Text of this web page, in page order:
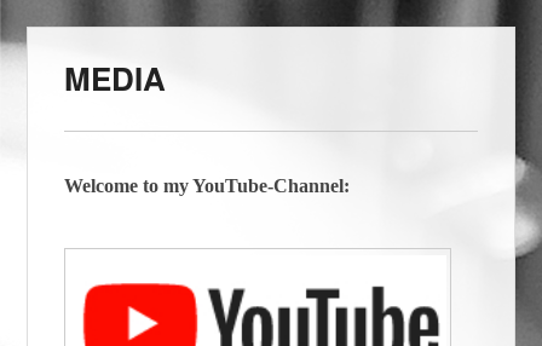
MEDIA
Welcome to my YouTube-Channel: